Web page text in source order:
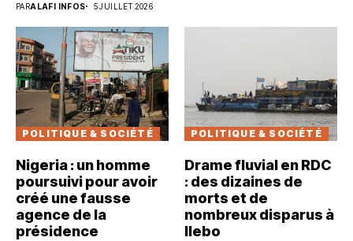
PARALAFI INFOS 5 JUILLET 2026
POLITIQUE & SOCIÉTÉ
Nigeria : un homme
poursuivi pour avoir
créé une fausse
agence de la
présidence
POLITIQUE & SOCIÉTÉ
Drame fluvial en RDC
: des dizaines de
morts et de
nombreux disparus à
Ilebo